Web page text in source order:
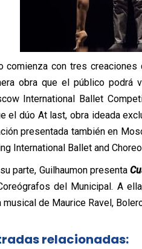
comienza con tres
obra que el público
International Ballet
el dúo At last, obra ideada
presentada también en
International Ballet and
parte, Guilhaumon presenta
del Municipal. A
musical de Maurice Ravel,
relacionadas: